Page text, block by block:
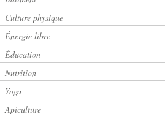
Culture physique
Énergie libre
Éducation
Nutrition
Yoga
Apiculture